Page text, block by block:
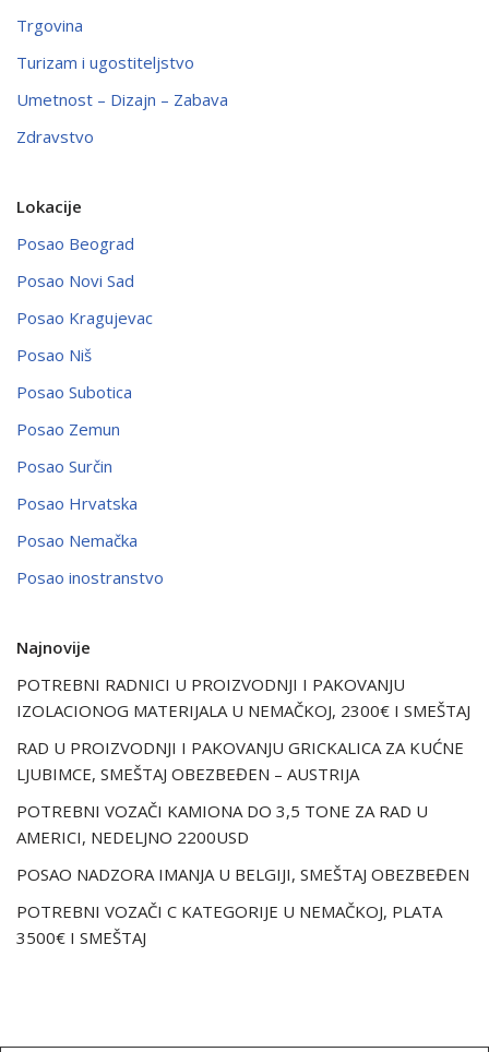
Trgovina
Turizam i ugostiteljstvo
Umetnost – Dizajn – Zabava
Zdravstvo
Lokacije
Posao Beograd
Posao Novi Sad
Posao Kragujevac
Posao Niš
Posao Subotica
Posao Zemun
Posao Surčin
Posao Hrvatska
Posao Nemačka
Posao inostranstvo
Najnovije
POTREBNI RADNICI U PROIZVODNJI I PAKOVANJU
IZOLACIONOG MATERIJALA U NEMAČKOJ, 2300€ I SMEŠTAJ
RAD U PROIZVODNJI I PAKOVANJU GRICKALICA ZA KUĆNE
LJUBIMCE, SMEŠTAJ OBEZBEĐEN – AUSTRIJA
POTREBNI VOZAČI KAMIONA DO 3,5 TONE ZA RAD U
AMERICI, NEDELJNO 2200USD
POSAO NADZORA IMANJA U BELGIJI, SMEŠTAJ OBEZBEĐEN
POTREBNI VOZAČI C KATEGORIJE U NEMAČKOJ, PLATA
3500€ I SMEŠTAJ